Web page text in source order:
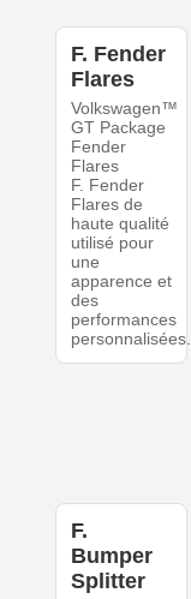
F. Fender
Flares
Volkswagen™
GT Package
Fender
Flares
F. Fender
Flares de
haute qualité
utilisé pour
une
apparence et
des
performances
personnalisées.
F.
Bumper
Splitter